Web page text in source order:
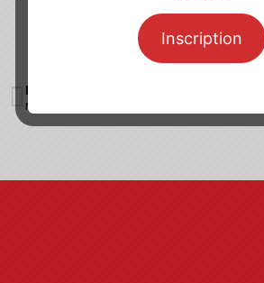
Notre restaurant d’application Votre
Inscription